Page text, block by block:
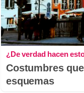
¿De verdad hacen
Costumbres
esquemas